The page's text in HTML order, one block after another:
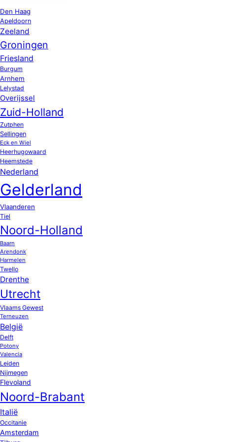
Den Haag
Apeldoorn
Zeeland
Groningen
Friesland
Burgum
Arnhem
Lelystad
Overijssel
Zuid-Holland
Zutphen
Sellingen
Eck en Wiel
Heerhugowaard
Heemstede
Nederland
Gelderland
Vlaanderen
Tiel
Noord-Holland
Baarn
Arendonk
Harmelen
Twello
Drenthe
Utrecht
Vlaams Gewest
Terneuzen
België
Delft
Potony
Valencia
Leiden
Nijmegen
Flevoland
Noord-Brabant
Italië
Occitanie
Amsterdam